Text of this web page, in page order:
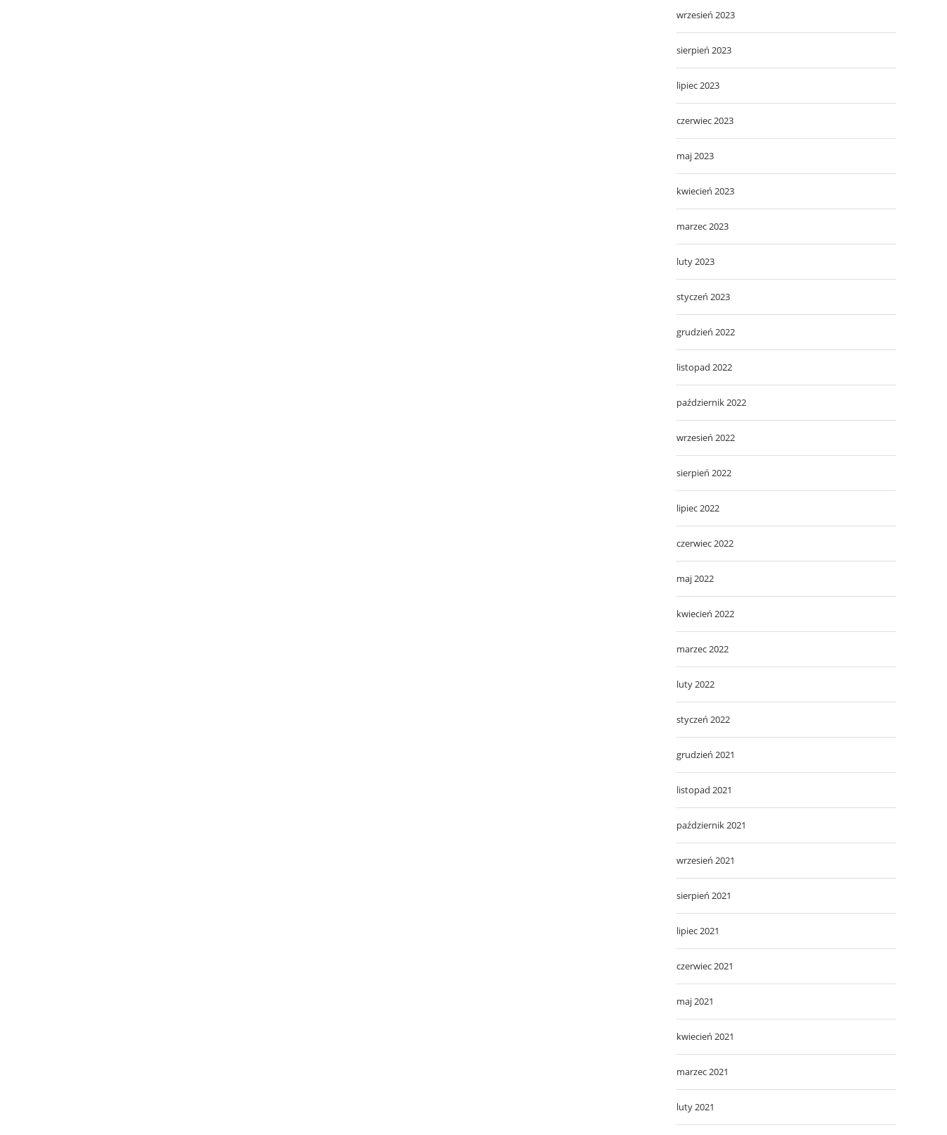
wrzesień 2023
sierpień 2023
lipiec 2023
czerwiec 2023
maj 2023
kwiecień 2023
marzec 2023
luty 2023
styczeń 2023
grudzień 2022
listopad 2022
październik 2022
wrzesień 2022
sierpień 2022
lipiec 2022
czerwiec 2022
maj 2022
kwiecień 2022
marzec 2022
luty 2022
styczeń 2022
grudzień 2021
listopad 2021
październik 2021
wrzesień 2021
sierpień 2021
lipiec 2021
czerwiec 2021
maj 2021
kwiecień 2021
marzec 2021
luty 2021